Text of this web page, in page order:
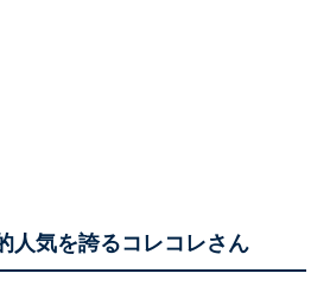
人気を誇るコレコレさん